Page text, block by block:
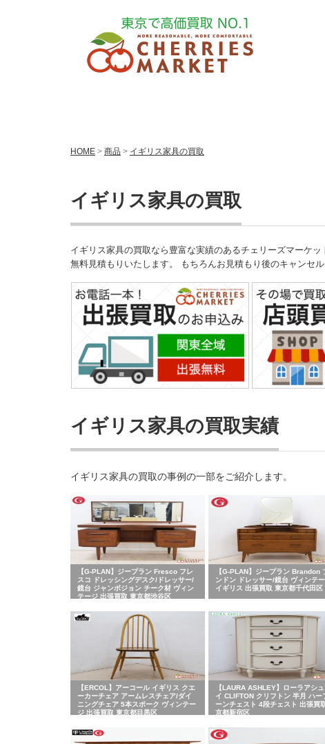
HOME > 商品 > イギリス家具の買取
イギリス家具の買取
イギリス家具の買取なら豊富な実績のあるチェリーズマーケ
無料見積もりいたします。 もちろんお見積もり後のキャンセ
イギリス家具の買取実績
イギリス家具の買取の事例の一部をご紹介します。
【G-PLAN】ジープラン Fresco フレ
スコ ドレッシングデスク/ドレッサー/
鏡台 ジャンボジョン チーク材 ヴィン
テージ 出張買取 東京都渋谷区
【G-PLAN】ジープラン Brandon
ンドン ドレッサー/鏡台 ヴィンテ
イギリス 出張買取 東京都千代田区
【ERCOL】アーコール イギリス クエ
ーカーチェア アームレスチェア/ダイ
ニングチェア 5本スポーク ヴィンテー
ジ 出張買取 東京都目黒区
【LAURA ASHLEY】ローラアシュ
イ CLIFTON クリフトン 半月 ハー
ーンチェスト 4段チェスト 出張買
京都新宿区